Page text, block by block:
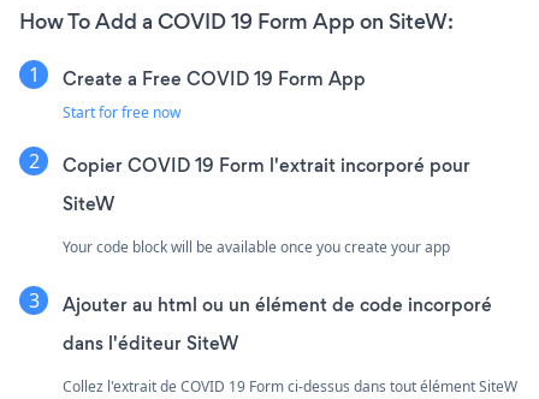
How To Add a COVID 19 Form App on SiteW:
Create a Free COVID 19 Form App
Start for free now
Copier COVID 19 Form l'extrait incorporé pour
SiteW
Your code block will be available once you create your app
Ajouter au html ou un élément de code incorporé
dans l'éditeur SiteW
Collez l'extrait de COVID 19 Form ci-dessus dans tout élément SiteW